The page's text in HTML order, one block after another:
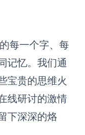
作
PPT
图片
每一个字、每
记忆。我们通
宝贵的思维火
线研讨的激情
下深深的烙